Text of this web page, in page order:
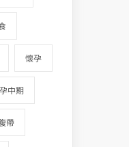
懷孕
中期
帶